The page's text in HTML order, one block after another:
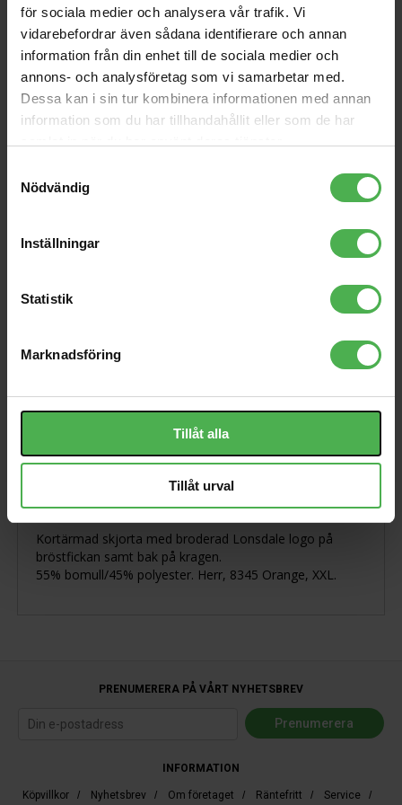
för sociala medier och analysera vår trafik. Vi
vidarebefordrar även sådana identifierare och annan
information från din enhet till de sociala medier och
annons- och analysföretag som vi samarbetar med.
Dessa kan i sin tur kombinera informationen med annan
information som du har tillhandahållit eller som de har
Nödvändig
Inställningar
Statistik
Marknadsföring
Tillåt alla
Tillåt urval
Andra som handlade Lonsdale London Shirt 8345 Orange XXL
köpte även
EB-2221
95 kr
1x6.3mm Ma > 1xXLR Ma
1m
135 kr
DC1-18 90/0 Flat Power
1x6.3mm Ma ST > 1xXLR
150 kr
199 kr
92 kr
Speaker Stand
Produktbeskrivning
Kortärmad skjorta med broderad Lonsdale logo på
bröstfickan samt bak på kragen.
55% bomull/45% polyester. Herr, 8345 Orange, XXL.
PRENUMERERA PÅ VÅRT NYHETSBREV
INFORMATION
Köpvillkor / Nyhetsbrev / Om företaget / Räntefritt / Service /